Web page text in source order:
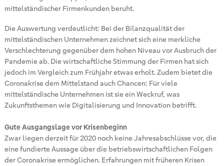
mittelständischer Firmenkunden beruht.
Die Auswertung verdeutlicht: Bei der Bilanzqualität der
mittelständischen Unternehmen zeichnet sich eine merkliche
Verschlechterung gegenüber dem hohen Niveau vor Ausbruch der
Pandemie ab. Die wirtschaftliche Stimmung der Firmen hat sich
jedoch im Vergleich zum Frühjahr etwas erholt. Zudem bietet die
Coronakrise dem Mittelstand auch Chancen: Für viele
mittelständische Unternehmen ist sie ein Weckruf, was
Zukunftsthemen wie Digitalisierung und Innovation betrifft.
Gute Ausgangslage vor Krisenbeginn
Zwar liegen derzeit für 2020 noch keine Jahresabschlüsse vor, die
eine fundierte Aussage über die betriebswirtschaftlichen Folgen
der Coronakrise ermöglichen. Erfahrungen mit früheren Krisen